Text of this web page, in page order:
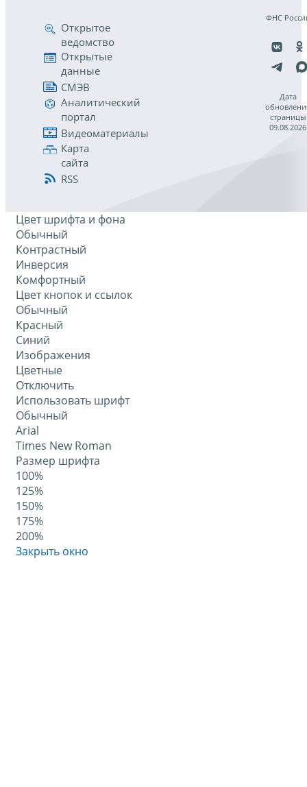
Открытое
ведомство
Открытые
данные
СМЭВ
Аналитический
портал
Видеоматериалы
Карта
сайта
RSS
ФНС
Дата
страницы
09.08.2026
Цвет шрифта и фона
Обычный
Контрастный
Инверсия
Комфортный
Цвет кнопок и ссылок
Обычный
Красный
Синий
Изображения
Цветные
Отключить
Использовать шрифт
Обычный
Arial
Times New Roman
Размер шрифта
100%
125%
150%
175%
200%
Закрыть окно